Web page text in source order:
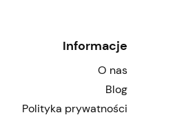
Informacje
O nas
Blog
Polityka prywatności